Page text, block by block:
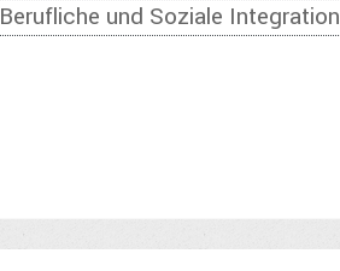
Berufliche und Soziale Integration